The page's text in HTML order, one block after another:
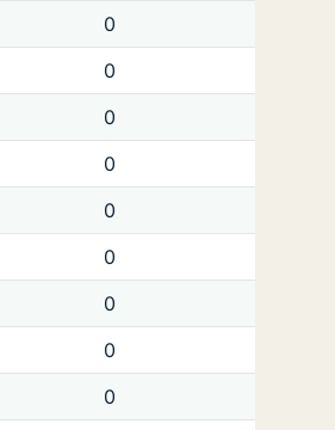
0
0
0
0
0
0
0
0
0